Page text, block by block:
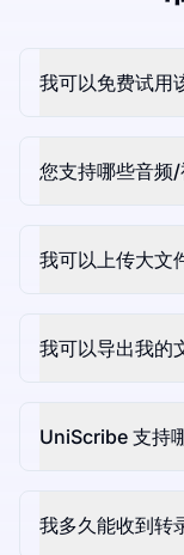
我可以免费试用
您支持哪些音频/
我可以上传大文
我可以导出我的
UniScribe 支持
我多久能收到转